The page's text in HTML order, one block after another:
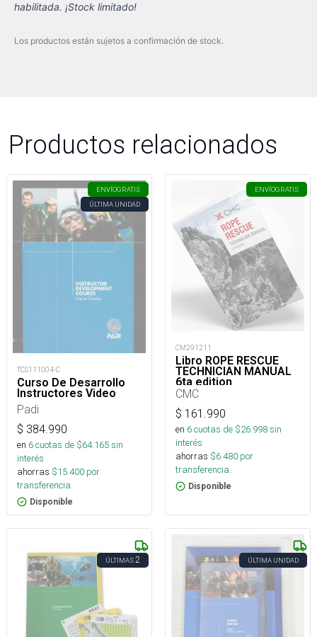
habilitada. ¡Stock limitado!
Los productos están sujetos a confirmación de stock.
Productos relacionados
ENVÍOGRATIS
ÚLTIMA UNIDAD
TCS111004-C
Curso De Desarrollo
Instructores Video
Padi
$ 384.990
en 6cuotas de $64.165sin
interés
ahorras $15.400 por
transferencia.
Disponible
ENVÍOGRATIS
CM291211
Libro ROPE RESCUE
TECHNICIAN MANUAL
6ta edition
CMC
$ 161.990
en 6cuotas de $26.998sin
interés
ahorras $6.480 por
transferencia.
Disponible
ÚLTIMAS2 ÚLTIMA UNIDAD